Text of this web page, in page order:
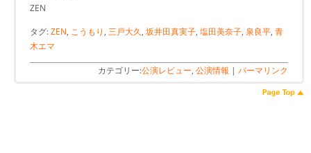
ZEN
タグ:ZEN, こうもり , 三戸大久, 坂井田真実子, 塩田美奈子, 泉良平, 青
木エマ
カテゴリー:公演レビュー, 公演情報 | パーマリンク